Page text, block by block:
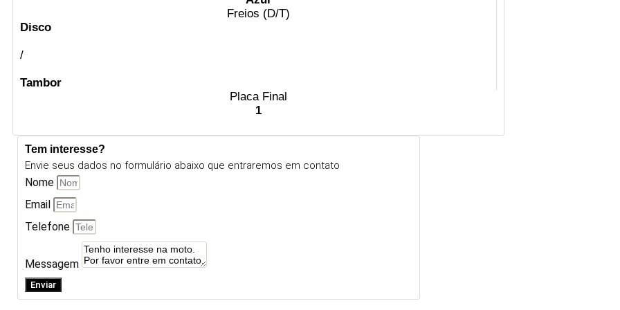
Freios (D/T)
Disco
/
Tambor
Placa Final
1
Tem interesse?
Envie seus dados no formulário abaixo que entraremos em contato
Nome
Email
Telefone
Messagem
Enviar